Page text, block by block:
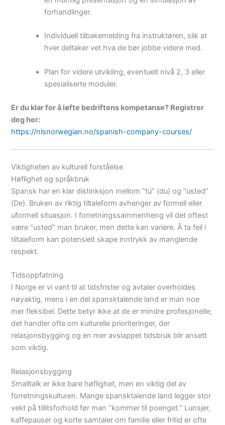
forhandlinger.
Individuell tilbakemelding fra instruktøren, slik at
hver deltaker vet hva de bør jobbe videre med.
Plan for videre utvikling, eventuelt nivå 2, 3 eller
spesialiserte moduler.
Er du klar for å løfte bedriftens kompetanse? Registrer
deg her:
https://nlsnorwegian.no/spanish-company-courses/
Viktigheten av kulturell forståelse
Høflighet og språkbruk
Spansk har en klar distinksjon mellom “tú” (du) og “usted”
(De). Bruken av riktig tiltaleform avhenger av formell eller
uformell situasjon. I forretningssammenheng vil det oftest
være “usted” man bruker, men dette kan variere. Å ta feil i
tiltaleform kan potensielt skape inntrykk av manglende
respekt.
Tidsoppfatning
I Norge er vi vant til at tidsfrister og avtaler overholdes
nøyaktig, mens i en del spansktalende land er man noe
mer fleksibel. Dette betyr ikke at de er mindre profesjonelle;
det handler ofte om kulturelle prioriteringer, der
relasjonsbygging og en mer avslappet tidsbruk blir ansett
som viktig.
Relasjonsbygging
Smalltalk er ikke bare høflighet, men en viktig del av
forretningskulturen. Mange spansktalende land legger stor
vekt på tillitsforhold før man “kommer til poenget.” Lunsjer,
kaffepauser og korte samtaler om familie eller fritid er ofte